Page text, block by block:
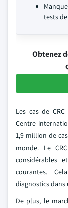
tests
Obtenez
Les cas de
Centre
1,9 million de
monde. Le
considérables
courantes.
diagnostics dans
De plus, le